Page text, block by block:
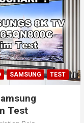
SAMSUNG TEST
Test